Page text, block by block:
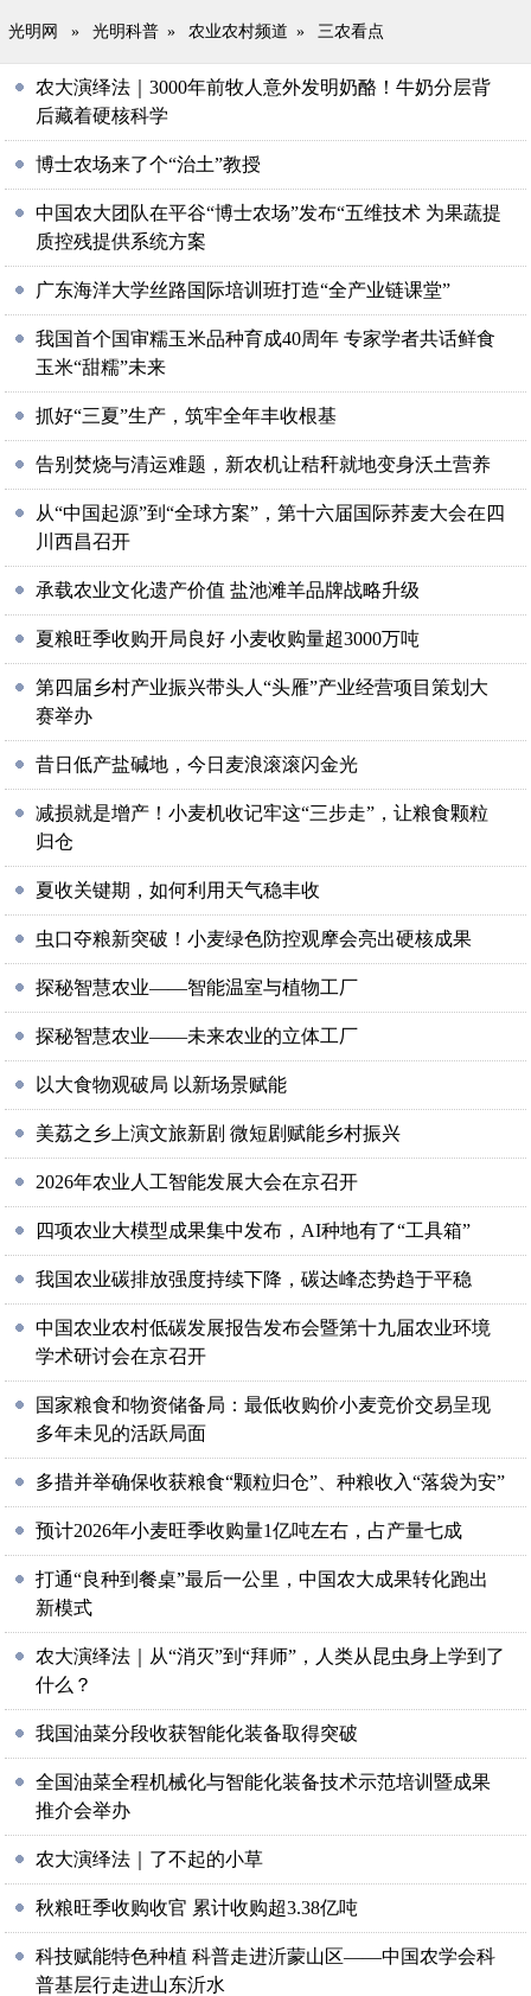
光明网 » 光明科普 » 农业农村频道 » 三农看点
农大演绎法｜3000年前牧人意外发明奶酪！牛奶分层背
后藏着硬核科学
博士农场来了个“治土”教授
中国农大团队在平谷“博士农场”发布“五维技术 为果蔬提
质控残提供系统方案
广东海洋大学丝路国际培训班打造“全产业链课堂”
我国首个国审糯玉米品种育成40周年 专家学者共话鲜食
玉米“甜糯”未来
抓好“三夏”生产，筑牢全年丰收根基
告别焚烧与清运难题，新农机让秸秆就地变身沃土营养
从“中国起源”到“全球方案”，第十六届国际荞麦大会在四
川西昌召开
承载农业文化遗产价值 盐池滩羊品牌战略升级
夏粮旺季收购开局良好 小麦收购量超3000万吨
第四届乡村产业振兴带头人“头雁”产业经营项目策划大
赛举办
昔日低产盐碱地，今日麦浪滚滚闪金光
减损就是增产！小麦机收记牢这“三步走”，让粮食颗粒
归仓
夏收关键期，如何利用天气稳丰收
虫口夺粮新突破！小麦绿色防控观摩会亮出硬核成果
探秘智慧农业——智能温室与植物工厂
探秘智慧农业——未来农业的立体工厂
以大食物观破局 以新场景赋能
美荔之乡上演文旅新剧 微短剧赋能乡村振兴
2026年农业人工智能发展大会在京召开
四项农业大模型成果集中发布，AI种地有了“工具箱”
我国农业碳排放强度持续下降，碳达峰态势趋于平稳
中国农业农村低碳发展报告发布会暨第十九届农业环境
学术研讨会在京召开
国家粮食和物资储备局：最低收购价小麦竞价交易呈现
多年未见的活跃局面
多措并举确保收获粮食“颗粒归仓”、种粮收入“落袋为安”
预计2026年小麦旺季收购量1亿吨左右，占产量七成
打通“良种到餐桌”最后一公里，中国农大成果转化跑出
新模式
农大演绎法｜从“消灭”到“拜师”，人类从昆虫身上学到了
什么？
我国油菜分段收获智能化装备取得突破
全国油菜全程机械化与智能化装备技术示范培训暨成果
推介会举办
农大演绎法｜了不起的小草
秋粮旺季收购收官 累计收购超3.38亿吨
科技赋能特色种植 科普走进沂蒙山区——中国农学会科
普基层行走进山东沂水